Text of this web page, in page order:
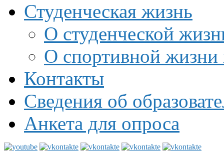
Студенческая жизнь
О студенческой
О спортивной жизни
Контакты
Сведения об
Анкета для опроса